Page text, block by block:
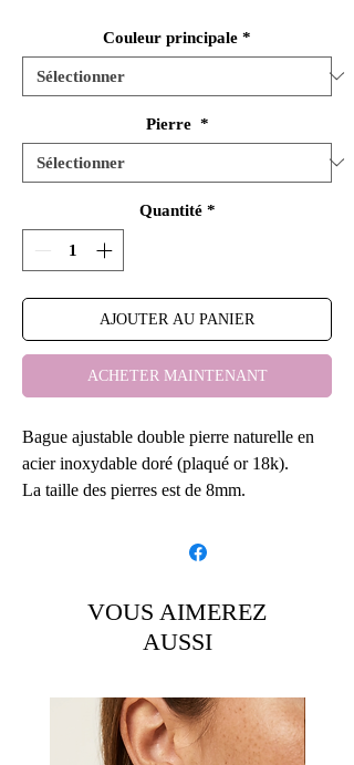
Couleur principale *
Pierre *
Quantité *
AJOUTER AU PANIER
ACHETER MAINTENANT
Bague ajustable double pierre naturelle en
acier inoxydable doré (plaqué or 18k).
La taille des pierres est de 8mm.
Quartz rose, onyx noir, nacre blanche,
Ne convient pas aux doigts épais (supérieur
Principaux détails:
Fabriqué par Omarineboutique
VOUS AIMEREZ
AUSSI